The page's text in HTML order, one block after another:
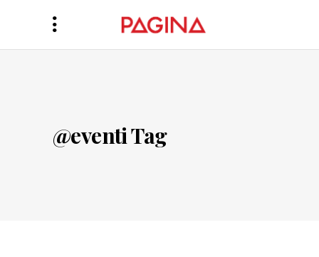
@eventi Tag